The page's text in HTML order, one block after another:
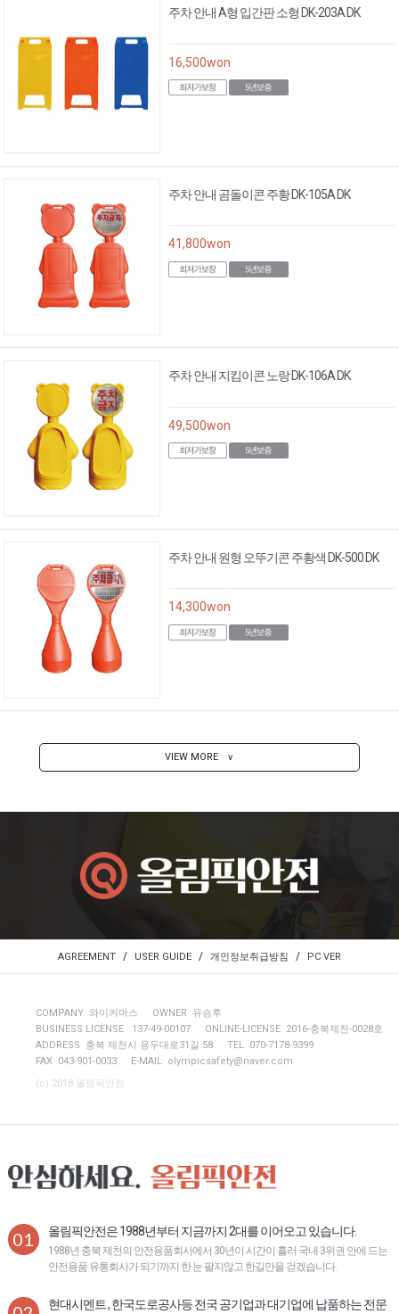
주차 안내 A형 입간판 소형 DK-203A DK
16,500won
주차 안내 곰돌이콘 주황 DK-105A DK
41,800won
주차 안내 지킴이콘 노랑 DK-106A DK
49,500won
주차 안내 원형 오뚜기콘 주황색 DK-500 DK
14,300won
VIEW MORE ∨
AGREEMENT / USER GUIDE / 개인정보취급방침 / PC VER
COMPANY 와이커머스
OWNER 유승후
BUSINESS LICENSE 137-49-00107
ONLINE-LICENSE 2016-충북제천-0028호
ADDRESS 충북 제천시 용두대로31길 58
TEL 070-7178-9399
FAX 043-901-0033
E-MAIL olympicsafety@naver.com
(c) 2018 올림픽안전
01 올림픽안전은 1988년부터 지금까지 2대를 이어오고 있습니다.
1988년 충북 제천의 안전용품회사에서 30년이 시간이 흘러 국내 3위권 안에 드는
안전용품 유통회사가 되기까지 한 눈 팔지않고 한길만을 걷겠습니다.
현대시멘트 , 한국도로공사등 전국 공기업과 대기업에 납품하는 전문